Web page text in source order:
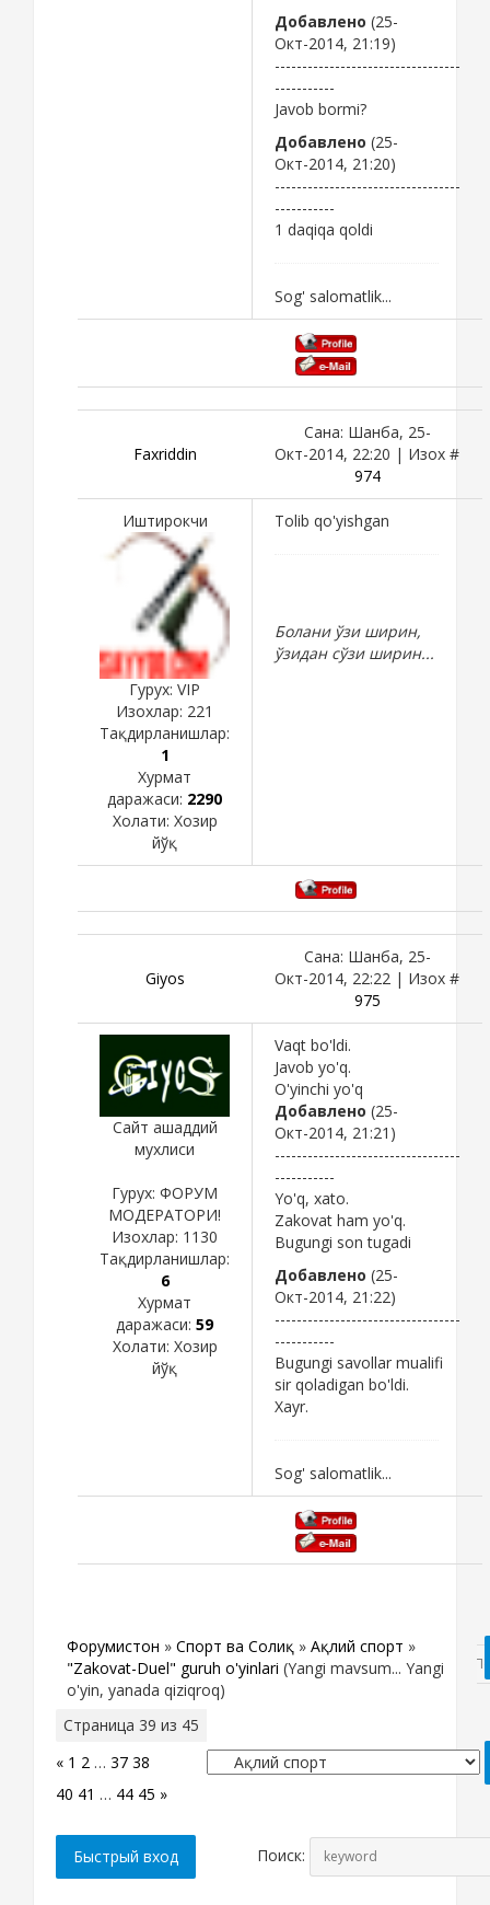
Добавлено (25-
Окт-2014, 21:19)
----------------------------------
-----------
Javob bormi?
Добавлено (25-
Окт-2014, 21:20)
----------------------------------
-----------
1 daqiqa qoldi
Sog' salomatlik...
Faxriddin
Сана: Шанба, 25-
Окт-2014, 22:20 | Изох #
974
Иштирокчи
Гурух: VIP
Изохлар: 221
Тақдирланишлар:
1
Хурмат
даражаси: 2290
Холати: Хозир
йўқ
Tolib qo'yishgan
Болани ўзи ширин,
ўзидан сўзи ширин...
Giyos
Сана: Шанба, 25-
Окт-2014, 22:22 | Изох #
975
Сайт ашаддий
мухлиси
Гурух: ФОРУМ
МОДЕРАТОРИ!
Изохлар: 1130
Тақдирланишлар:
6
Хурмат
даражаси: 59
Холати: Хозир
йўқ
Vaqt bo'ldi.
Javob yo'q.
O'yinchi yo'q
Добавлено (25-
Окт-2014, 21:21)
----------------------------------
-----------
Yo'q, xato.
Zakovat ham yo'q.
Bugungi son tugadi
Добавлено (25-
Окт-2014, 21:22)
----------------------------------
-----------
Bugungi savollar mualifi
sir qoladigan bo'ldi.
Xayr.
Sog' salomatlik...
Форумистон » Спорт ва Соғлиқ » Ақлий спорт »
"Zakovat-Duel" guruh o'yinlari (Yangi mavsum... Yangi
o'yin, yanada qiziqroq)
Страница 39 из 45
« 1 2 … 37 38
40 41 … 44 45 »
Поиск: